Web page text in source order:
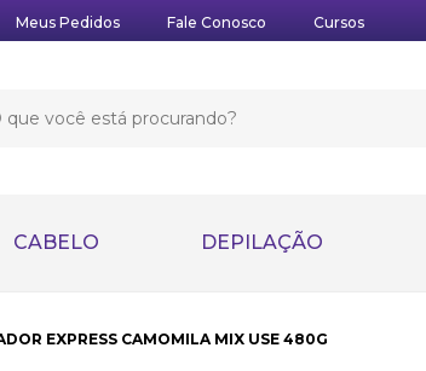
Meus Pedidos Fale Conosco Cursos
CABELO DEPILAÇÃO
EXPRESS CAMOMILA MIX USE 480G